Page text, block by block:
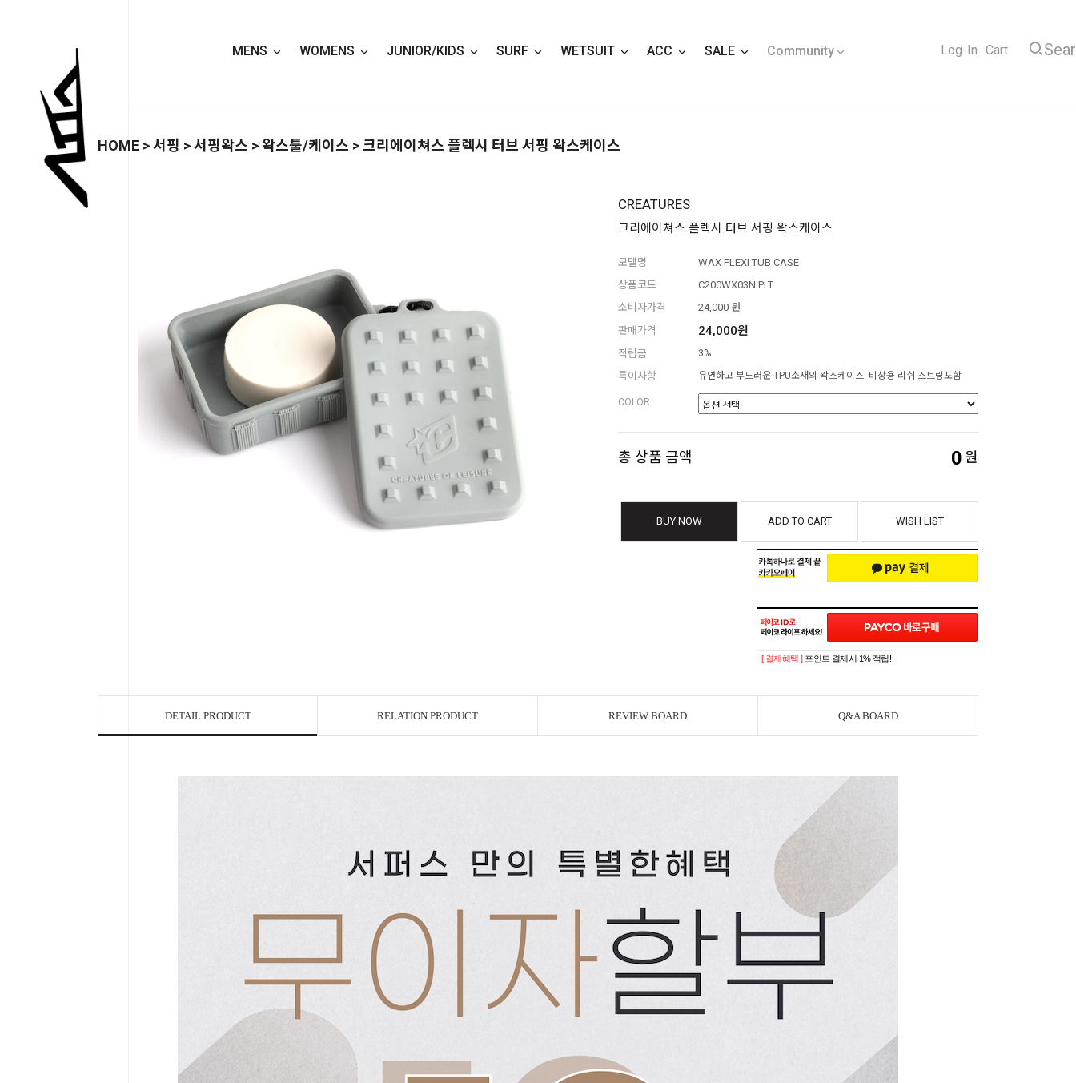
MENS WOMENS JUNIOR/KIDS SURF WETSUIT ACC SALE Community Log-In Cart
HOME >서핑 >서핑왁스 > 왁스툴/케이스 > 크리에이쳐스 플렉시 터브 서핑 왁스케이스
CREATURES
크리에이쳐스 플렉시 터브 서핑 왁스케이스
모델명
WAX FLEXI TUB CASE
상품코드
C200WX03N PLT
소비자가격
24,000 원
판매가격
24,000원
적립금 3%
특이사항 유연하고 부드러운 TPU소재의 왁스케이스. 비상용 리쉬 스트링포함
COLOR
총 상품 금액 0원
BUY NOW ADD TO CART WISH LIST
[ 결제혜택 ] 포인트 결제시 1% 적립!
DETAIL PRODUCT RELATION PRODUCT REVIEW BOARD Q&A BOARD